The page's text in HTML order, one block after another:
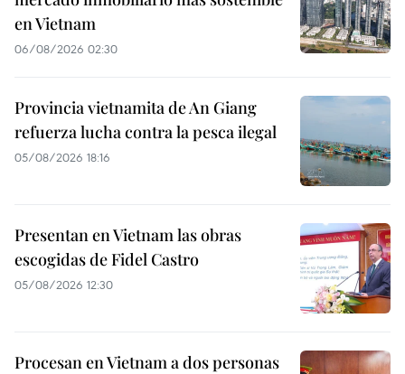
en Vietnam
06/08/2026 02:30
Provincia vietnamita de An Giang
refuerza lucha contra la pesca ilegal
05/08/2026 18:16
Presentan en Vietnam las obras
escogidas de Fidel Castro
05/08/2026 12:30
Procesan en Vietnam a dos personas